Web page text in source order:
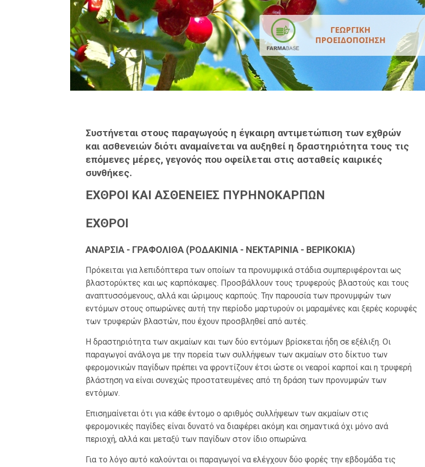
Συστήνεται στους παραγωγούς η έγκαιρη αντιμετώπιση των εχθρών
και ασθενειών διότι αναμαίνεται να αυξηθεί η δραστηριότητα τους τις
επόμενες μέρες, γεγονός που οφείλεται στις ασταθείς καιρικές
συνθήκες.
ΕΧΘΡΟΙ ΚΑΙ ΑΣΘΕΝΕΙΕΣ ΠΥΡΗΝΟΚΑΡΠΩΝ
ΕΧΘΡΟΙ
ΑΝΑΡΣΙΑ - ΓΡΑΦΟΛΙΘΑ (ΡΟΔΑΚΙΝΙΑ - ΝΕΚΤΑΡΙΝΙΑ - ΒΕΡΙΚΟΚΙΑ)
Πρόκειται για λεπιδόπτερα των οποίων τα προνυμφικά στάδια συμπεριφέρονται ως
βλαστορύκτες και ως καρπόκαψες. Προσβάλλουν τους τρυφερούς βλαστούς και τους
αναπτυσσόμενους, αλλά και ώριμους καρπούς. Την παρουσία των προνυμφών των
εντόμων στους οπωρώνες αυτή την περίοδο μαρτυρούν οι μαραμένες και ξερές κορυφές
των τρυφερών βλαστών, που έχουν προσβληθεί από αυτές.
Η δραστηριότητα των ακμαίων και των δύο εντόμων βρίσκεται ήδη σε εξέλιξη. Οι
παραγωγοί ανάλογα με την πορεία των συλλήψεων των ακμαίων στο δίκτυο των
φερομονικών παγίδων πρέπει να φροντίζουν έτσι ώστε οι νεαροί καρποί και η τρυφερή
βλάστηση να είναι συνεχώς προστατευμένες από τη δράση των προνυμφών των
εντόμων.
Επισημαίνεται ότι για κάθε έντομο ο αριθμός συλλήψεων των ακμαίων στις
φερομονικές παγίδες είναι δυνατό να διαφέρει ακόμη και σημαντικά όχι μόνο ανά
περιοχή, αλλά και μεταξύ των παγίδων στον ίδιο οπωρώνα.
Για το λόγο αυτό καλούνται οι παραγωγοί να ελέγχουν δύο φορές την εβδομάδα τις